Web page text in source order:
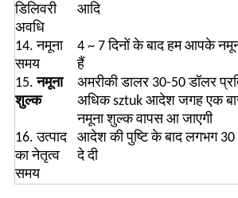
डिलिवरी
अवधि
आदि
14. नमूना
समय
4 ~ 7 दिनों के बाद हम आपके
हैं
15.नमूना
शुल्क
अमरीकी डालर 30-50 डॉलर
अधिक sztuk आदेश जगह एक
नमूना शुल्क वापस आ जाएगी
16. उत्पाद
का नेतृत्व
समय
आदेश की पुष्टि के बाद लगभग 30
दे दी